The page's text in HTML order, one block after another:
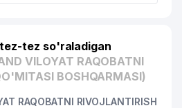
tez so'raladigan
VILOYAT RAQOBATNI
BOSHQARMASI)
RAQOBATNI RIVOJLANTIRISH